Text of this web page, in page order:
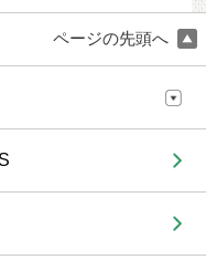
ページの先頭へ